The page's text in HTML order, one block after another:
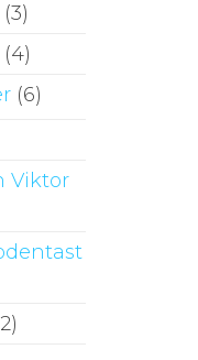
(3)
(4)
(6)
Viktor